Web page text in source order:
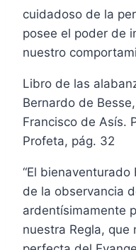
cuidadoso de la
posee el poder de
nuestro
Libro de las
Bernardo de
Francisco de Asís.
Profeta, pág. 32
“El
de la observancia
ardentísimamente
nuestra Regla, que